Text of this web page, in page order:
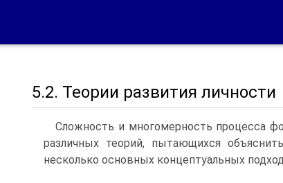
5.2. Теории развития личности
Сложность и многомерность процесса
различных теорий, пытающихся
несколько основных концептуальных